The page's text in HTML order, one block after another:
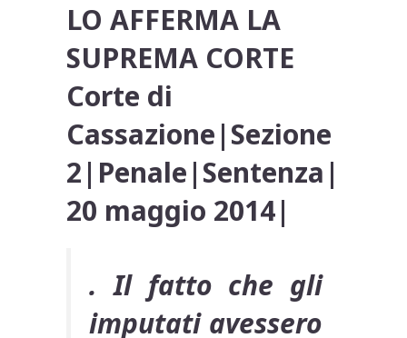
LO AFFERMA LA
SUPREMA CORTE
Corte di
Cassazione|Sezione
2|Penale|Sentenza|
20 maggio 2014|
. Il fatto che gli
imputati avessero